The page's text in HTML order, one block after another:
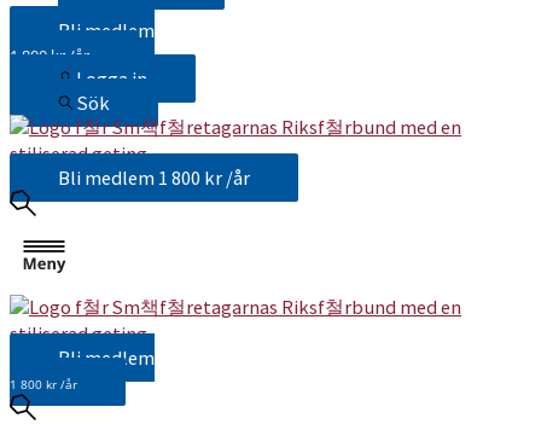
Bli medlem
1 800 kr /år
Logga in
Sök
Bli medlem 1 800 kr /år
Bli medlem
1 800 kr /år